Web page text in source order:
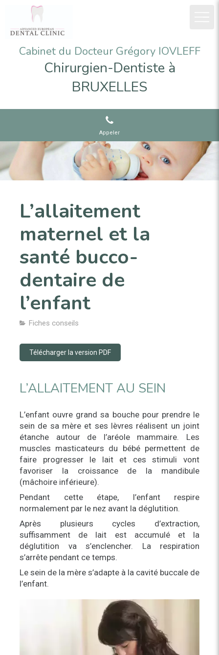
Cabinet du Docteur Grégory IOVLEFF
Chirurgien-Dentiste à
BRUXELLES
Appeler
L’allaitement
maternel et la
santé bucco-
dentaire de
l’enfant
Fiches conseils
Télécharger la version PDF
L’ALLAITEMENT AU SEIN
L’enfant ouvre grand sa bouche pour prendre le
sein de sa mère et ses lèvres réalisent un joint
étanche autour de l’aréole mammaire. Les
muscles masticateurs du bébé permettent de
faire progresser le lait et ces stimuli vont
favoriser la croissance de la mandibule
(mâchoire inférieure).
Pendant cette étape, l’enfant respire
normalement par le nez avant la déglutition.
Après plusieurs cycles d’extraction,
suffisamment de lait est accumulé et la
déglutition va s’enclencher. La respiration
s’arrête pendant ce temps.
Le sein de la mère s’adapte à la cavité buccale de
l’enfant.